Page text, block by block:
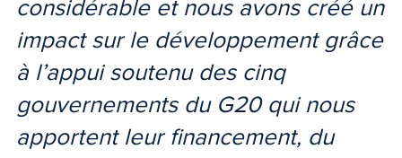
considérable et nous avons créé un
impact sur le développement grâce
à l’appui soutenu des cinq
gouvernements du G20 qui nous
apportent leur financement, du